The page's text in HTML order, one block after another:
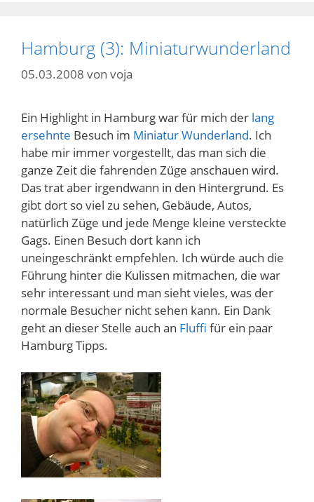
Hamburg (3): Miniaturwunderland
05.03.2008 von voja
Ein Highlight in Hamburg war für mich der lang
ersehnte Besuch im Miniatur Wunderland. Ich
habe mir immer vorgestellt, das man sich die
ganze Zeit die fahrenden Züge anschauen wird.
Das trat aber irgendwann in den Hintergrund. Es
gibt dort so viel zu sehen, Gebäude, Autos,
natürlich Züge und jede Menge kleine versteckte
Gags. Einen Besuch dort kann ich
uneingeschränkt empfehlen. Ich würde auch die
Führung hinter die Kulissen mitmachen, die war
sehr interessant und man sieht vieles, was der
normale Besucher nicht sehen kann. Ein Dank
geht an dieser Stelle auch an Fluffi für ein paar
Hamburg Tipps.